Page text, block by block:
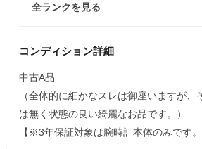
全ランクを見る
コンディション詳細
中古A品
（全体的に細かなスレは御座いますが、
は無く状態の良い綺麗なお品です。）
【※3年保証対象は腕時計本体のみです。